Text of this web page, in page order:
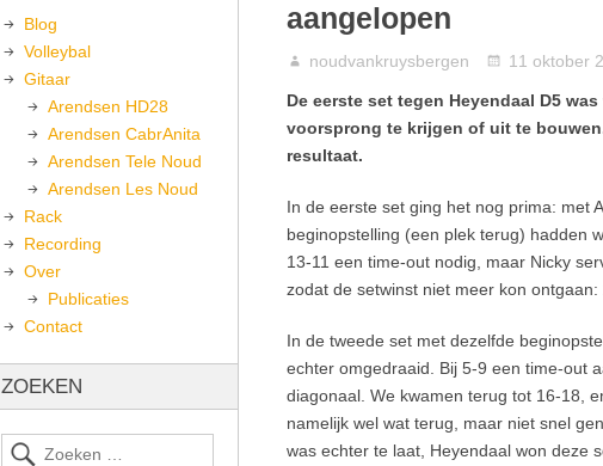
aangelopen
noudvankruysbergen 11 oktober
De eerste set tegen Heyendaal D5
voorsprong te krijgen of uit te
resultaat.
In de eerste set ging het nog prima: met
beginopstelling (een plek terug) hadden
13-11 een time-out nodig, maar Nicky
zodat de setwinst niet meer kon ontgaan:
In de tweede set met dezelfde
echter omgedraaid. Bij 5-9 een time-out
diagonaal. We kwamen terug tot 16-18,
namelijk wel wat terug, maar niet snel
was echter te laat, Heyendaal won deze
Blog
Volleybal
Gitaar
Arendsen HD28
Arendsen CabrAnita
Arendsen Tele Noud
Arendsen Les Noud
Rack
Recording
Over
Publicaties
Contact
ZOEKEN